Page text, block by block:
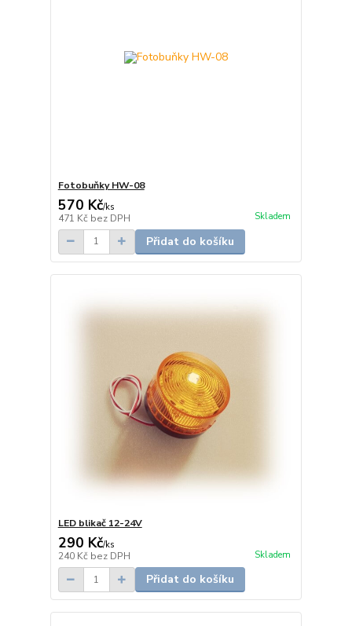
Fotobuňky HW-08
570 Kč/ks
471 Kč bez DPH Skladem
Přidat do košíku
LED blikač 12-24V
290 Kč/ks
240 Kč bez DPH Skladem
Přidat do košíku